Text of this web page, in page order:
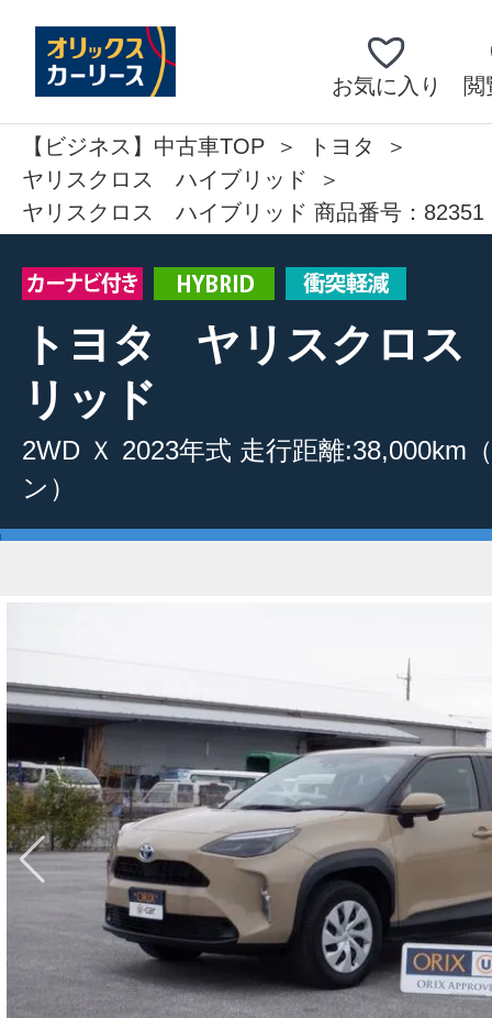
お気に入り 閲
【ビジネス】中古車TOP
トヨタ
ヤリスクロス ハイブリッド
ヤリスクロス ハイブリッド 商品番号：82351
トヨタ
ヤリスクロ
リッド
2WD Ｘ 2023年式 走行距離:38,000km
ン）